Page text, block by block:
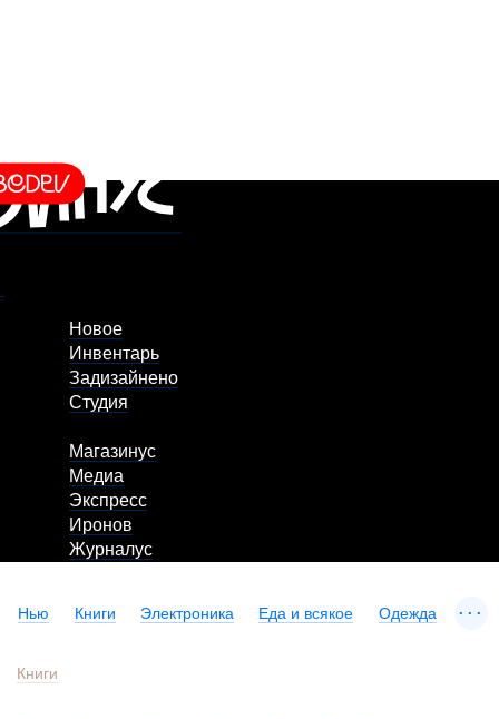
Новое
Инвентарь
Задизайнено
Студия
Магазинус
Медиа
Экспресс
Иронов
Журналус
Нью Книги Электроника Еда и всякое Одежда ...
Книги